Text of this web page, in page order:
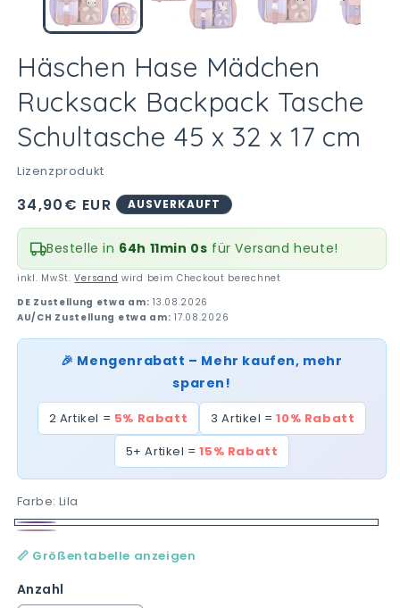
Häschen Hase Mädchen
Rucksack Backpack Tasche
Schultasche 45 x 32 x 17 cm
Lizenzprodukt
Normaler
Preis
34,90€ EUR AUSVERKAUFT
Bestelle in 64h 11min 0s für Versand heute!
inkl. MwSt.Versand wird beim Checkout berechnet
DE Zustellung etwa am: 13.08.2026
AU/CH Zustellung etwa am: 17.08.2026
🎉 Mengenrabatt – Mehr kaufen, mehr
sparen!
2 Artikel = 5% Rabatt 3 Artikel =10% Rabatt
5+ Artikel =15% Rabatt
Farbe: Lila
Lila
Variante
ausverkauft
nicht
ausverkauft
oder
📏 Größentabelle anzeigen
Anzahl